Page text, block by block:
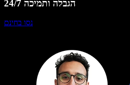
הגבלה ותמיכה 24/7
נסו בחינם